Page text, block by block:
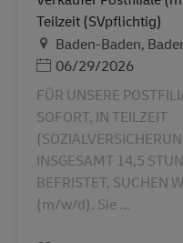
Teilzeit (SVpflichtig)
สถานที่
Baden-Baden,
Posted Date
06/29/2026
FÜR UNSERE
SOFORT, IN TEILZEIT
INSGESAMT 14,5
BEFRISTET, SUCHEN
(m/w/d). Sie ...